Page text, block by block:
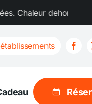
aventure au frais